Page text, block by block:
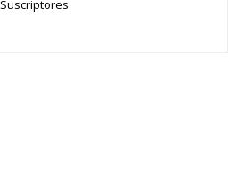
Suscriptores